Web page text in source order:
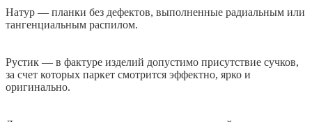
Натур — планки без дефектов, выполненные радиальным или
тангенциальным распилом.
Рустик — в фактуре изделий допустимо присутствие сучков,
за счет которых паркет смотрится эффектно, ярко и
оригинально.